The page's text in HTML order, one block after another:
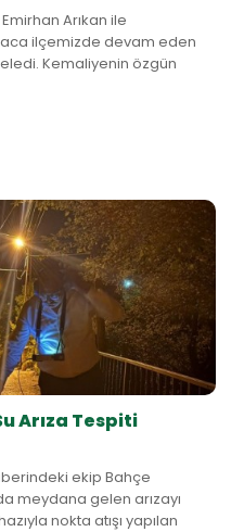
Arıkan ile
ilçemizde devam eden
Kemaliyenin özgün
Arıza Tespiti
ekip Bahçe
meydana gelen arızayı
nokta atışı yapılan